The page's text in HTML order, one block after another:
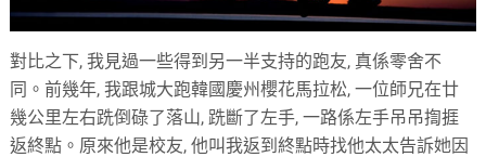
對比之下, 我見過一些得到另一半支持的跑友, 真係零舍不
同。前幾年, 我跟城大跑韓國慶州櫻花馬拉松, 一位師兄在廿
幾公里左右跣倒碌了落山, 跣斷了左手, 一路係左手吊吊揈捱
返終點。原來他是校友, 他叫我返到終點時找他太太告訴她因